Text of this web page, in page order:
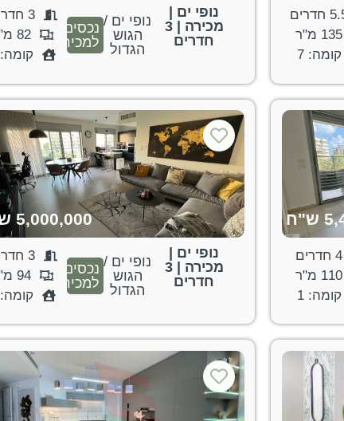
חדרים
135 מ"ר
קומה: 7
נופי ים |
מכירה | 3
חדרים
נופי ים /
הגוש
הגדול
נכסים
למכירה
3 חדרים
82 מ"ר
קומה: 5
4 חדרים
110 מ"ר
קומה: 1
5,000,000 ש"ח
נופי ים |
מכירה | 3
חדרים
נופי ים /
הגוש
הגדול
נכסים
למכירה
3 חדרים
94 מ"ר
קומה: 2